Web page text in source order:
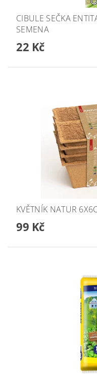
CIBULE SEČKA
SEMENA
22 Kč
KVĚTNÍK NATUR
99 Kč